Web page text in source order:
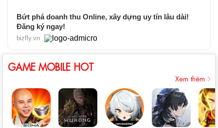
Bứt phá doanh thu Online, xây dựng uy tín lâu dài!
Đăng ký ngay!
bizfly.vn
GAME MOBILE HOT
Xem thêm